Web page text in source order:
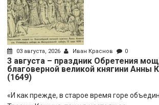
03 августа, 2026 Иван Краснов 0
3 августа – праздник Обретения
благоверной великой княгини Анны
(1649)
«И как прежде, в старое время горе